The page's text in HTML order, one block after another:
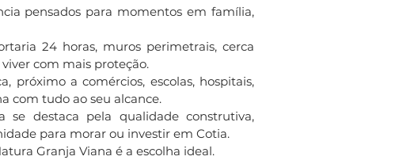
pensados para momentos em família,
24 horas, muros perimetrais, cerca
com mais proteção.
próximo a comércios, escolas, hospitais,
com tudo ao seu alcance.
se destaca pela qualidade construtiva,
para morar ou investir em Cotia.
Granja Viana é a escolha ideal.